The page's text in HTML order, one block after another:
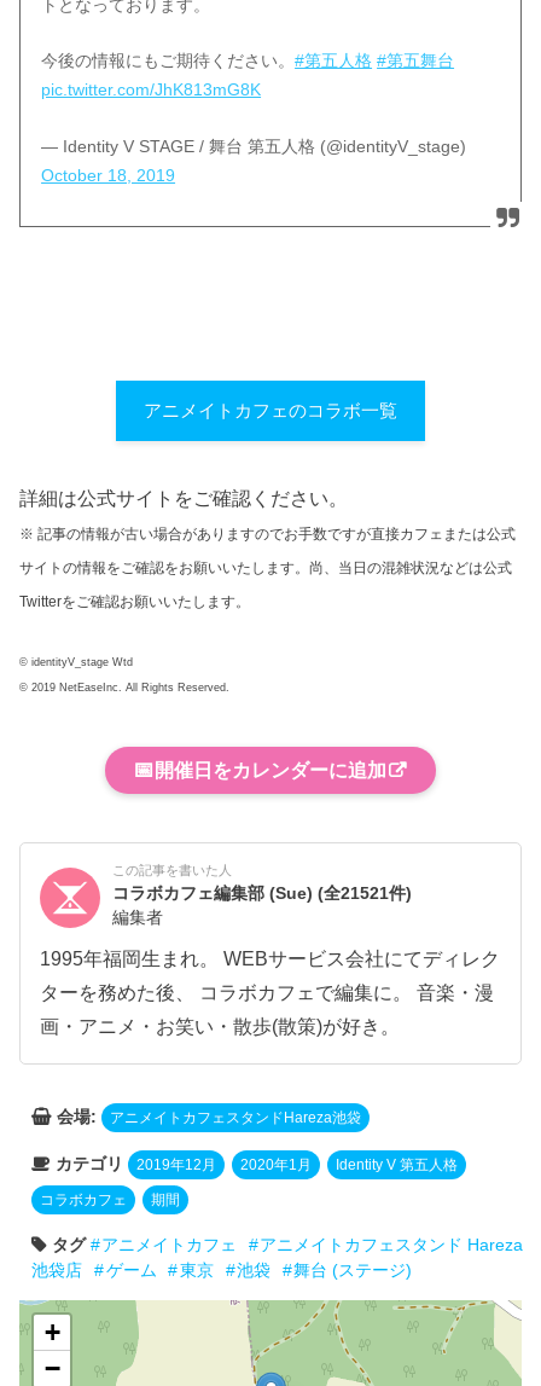
トとなっております。
今後の情報にもご期待ください。#第五人格 #第五舞台
pic.twitter.com/JhK813mG8K
— Identity V STAGE / 舞台 第五人格 (@identityV_stage)
October 18, 2019
アニメイトカフェのコラボ一覧
詳細は公式サイトをご確認ください。
※ 記事の情報が古い場合がありますのでお手数ですが直接カフェまたは公式
サイトの情報をご確認をお願いいたします。尚、当日の混雑状況などは公式
Twitterをご確認お願いいたします。
© identityV_stage Wtd
© 2019 NetEaseInc. All Rights Reserved.
📅 開催日をカレンダーに追加
この記事を書いた人
コラボカフェ編集部 (Sue)(全21521件)
編集者
1995年福岡生まれ。 WEBサービス会社にてディレク
ターを務めた後、 コラボカフェで編集に。 音楽・漫
画・アニメ・お笑い・散歩(散策)が好き。
会場: アニメイトカフェスタンドHareza池袋
カテゴリ 2019年12月 2020年1月 Identity V 第五人格
コラボカフェ 期間
タグ アニメイトカフェ
アニメイトカフェスタンド Hareza
池袋店
ゲーム 東京 池袋 舞台 (ステージ)
+
−